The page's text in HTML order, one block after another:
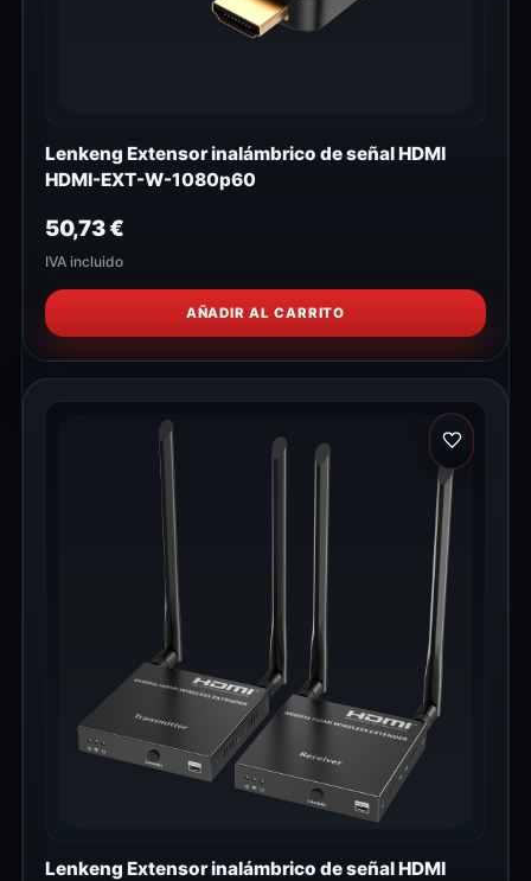
Lenkeng Extensor inalámbrico de señal HDMI
HDMI-EXT-W-1080p60
50,73€
IVA incluido
AÑADIR AL CARRITO
Lenkeng Extensor inalámbrico de señal HDMI